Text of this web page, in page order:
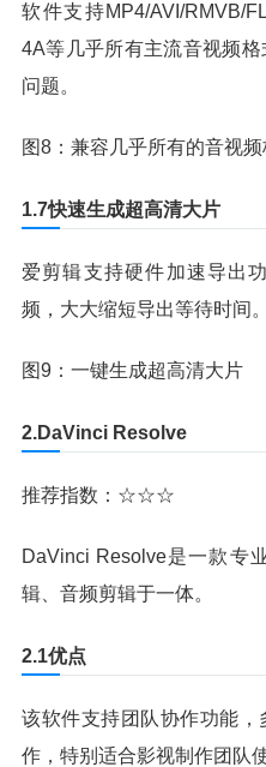
软件支持MP4/AVI/RMVB/
4A等几乎所有主流音视频
问题。
图8：兼容几乎所有的音视
1.7快速生成超高清大片
爱剪辑支持硬件加速导出
频，大大缩短导出等待时间。
图9：一键生成超高清大片
2.DaVinci Resolve
推荐指数：☆☆☆
DaVinci Resolve是一款专
辑、音频剪辑于一体。
2.1优点
该软件支持团队协作功能
作，特别适合影视制作团队使